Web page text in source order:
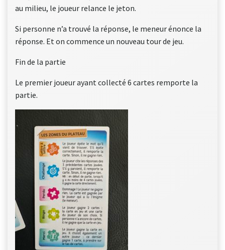
au milieu, le joueur relance le jeton.
Si personne n’a trouvé la réponse, le meneur énonce la
réponse. Et on commence un nouveau tour de jeu.
Fin de la partie
Le premier joueur ayant collecté 6 cartes remporte la
partie.